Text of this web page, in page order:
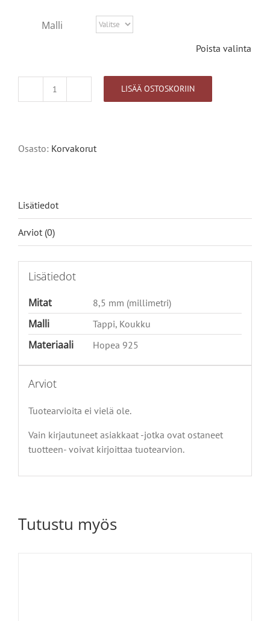
Malli
Poista valinta
Suopursu
LISÄÄ OSTOSKORIIN
Osasto: Korvakorut
Lisätiedot
Arviot (0)
Lisätiedot
Mitat 8,5 mm (millimetri)
Malli Tappi, Koukku
Materiaali Hopea 925
Arviot
Tuotearvioita ei vielä ole.
Vain kirjautuneet asiakkaat -jotka ovat ostaneet
tuotteen- voivat kirjoittaa tuotearvion.
Tutustu myös